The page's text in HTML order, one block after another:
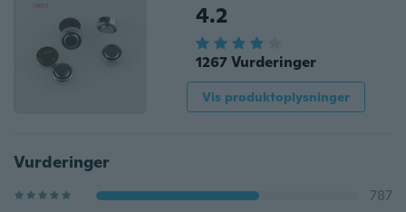
4.2
1267 Vurderinger
Vis produktoplysninger
Vurderinger
787